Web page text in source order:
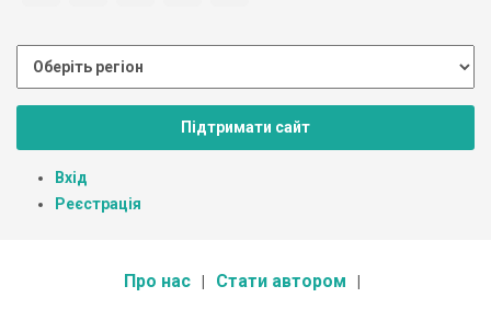
Підтримати сайт
Вхід
Реєстрація
Про нас Стати автором